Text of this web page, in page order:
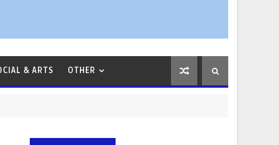
& ARTS OTHER